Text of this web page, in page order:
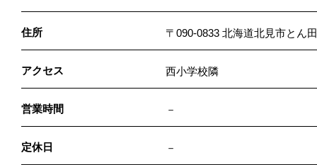
住所 〒090-0833 北海道北見市とん
アクセス 西小学校隣
営業時間 －
定休日 －